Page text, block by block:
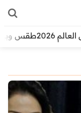
2026 طقس